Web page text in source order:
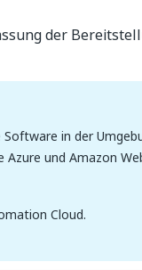
der
in der
und Amazon
Cloud.